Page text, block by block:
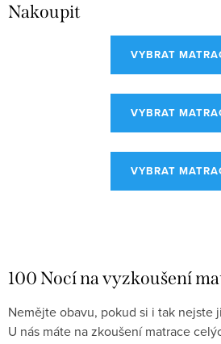
Nakoupit
VYBRAT
VYBRAT
VYBRAT
100 Nocí na vyzkoušení
Nemějte obavu, pokud si i tak nejste
U nás máte na zkoušení matrace